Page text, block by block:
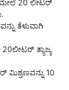
ಮೇಲೆ 20 ಲೀಟರ್
ತೆಳುವಾಗಿ
ತ್ಯಾಜ್ಯ
10